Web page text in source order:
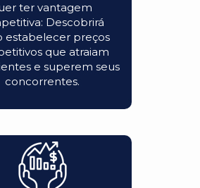
ter vantagem
Descobrirá
estabelecer preços
que atraiam
e superem seus
concorrentes.